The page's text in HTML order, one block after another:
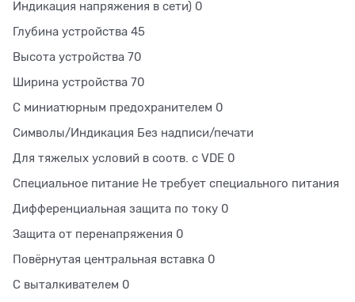
Индикация напряжения в сети) 0
Глубина устройства 45
Высота устройства 70
Ширина устройства 70
С миниатюрным предохранителем 0
Символы/Индикация Без надписи/печати
Для тяжелых условий в соотв. с VDE 0
Специальное питание Не требует специального питания
Дифференциальная защита по току 0
Защита от перенапряжения 0
Повёрнутая центральная вставка 0
С выталкивателем 0